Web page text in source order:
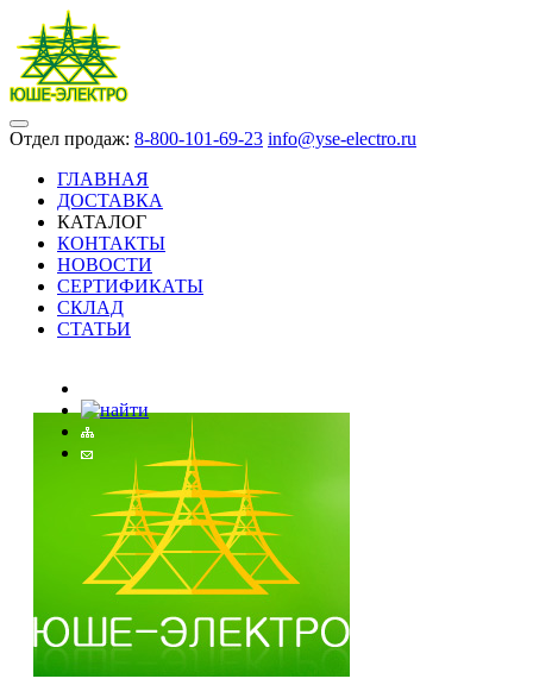
Отдел продаж: 8-800-101-69-23 info@yse-electro.ru
ГЛАВНАЯ
ДОСТАВКА
КАТАЛОГ
КОНТАКТЫ
НОВОСТИ
СЕРТИФИКАТЫ
СКЛАД
СТАТЬИ